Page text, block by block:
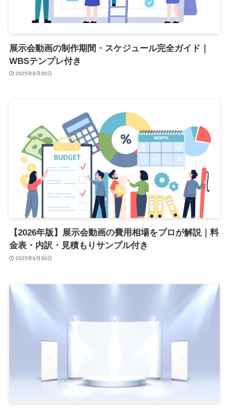
展示会動画の制作期間・スケジュール完全ガイド｜
WBSテンプレ付き
2025年9月30日
【2026年版】展示会動画の費用相場をプロが解説｜料
金表・内訳・見積もりサンプル付き
2025年9月30日